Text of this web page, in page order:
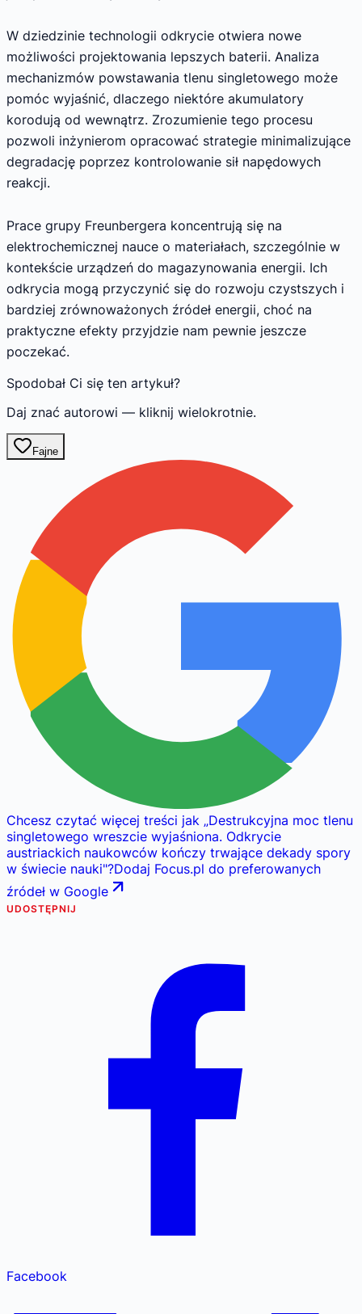
W dziedzinie technologii odkrycie otwiera nowe
możliwości projektowania lepszych baterii. Analiza
mechanizmów powstawania tlenu singletowego może
pomóc wyjaśnić, dlaczego niektóre akumulatory
korodują od wewnątrz. Zrozumienie tego procesu
pozwoli inżynierom opracować strategie minimalizujące
degradację poprzez kontrolowanie sił napędowych
reakcji.
Prace grupy Freunbergera koncentrują się na
elektrochemicznej nauce o materiałach, szczególnie w
kontekście urządzeń do magazynowania energii. Ich
odkrycia mogą przyczynić się do rozwoju czystszych i
bardziej zrównoważonych źródeł energii, choć na
praktyczne efekty przyjdzie nam pewnie jeszcze
poczekać.
Spodobał Ci się ten artykuł?
Daj znać autorowi — kliknij wielokrotnie.
Fajne
Chcesz czytać więcej treści jak „Destrukcyjna moc tlenu
singletowego wreszcie wyjaśniona. Odkrycie
austriackich naukowców kończy trwające dekady spory
w świecie nauki"?Dodaj Focus.pl do preferowanych
źródeł w Google
UDOSTĘPNIJ
Facebook